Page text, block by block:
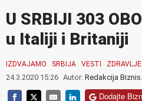
U SRBIJI 303
u Italiji i Britaniji
IZDVAJAMO SRBIJA VESTI ZDRAVLJE
24.3.2020 15:26 Autor: Redakcija
Dodajte